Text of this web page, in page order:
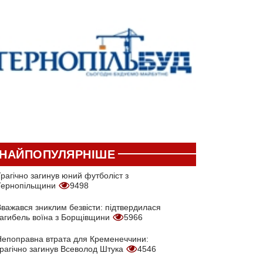
загинув юний футболіст з
9498
зниклим безвісти: підтвердилася
воїна з Борщівщини
5966
втрата для Кременеччини:
загинув Всеволод Штука
4546